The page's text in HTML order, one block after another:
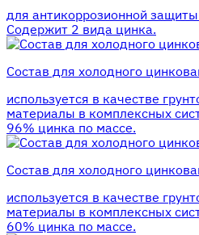
для антикоррозионной
Содержит 2 вида цинка.
Состав для холодного
используется в качестве
материалы в комплексных
96% цинка по массе.
Состав для холодного
используется в качестве
материалы в комплексных
60% цинка по массе.